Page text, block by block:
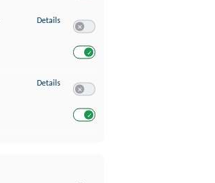
Details zu Analyse von Zielgruppen durch
Details zu Entwicklung und Verbesserung der